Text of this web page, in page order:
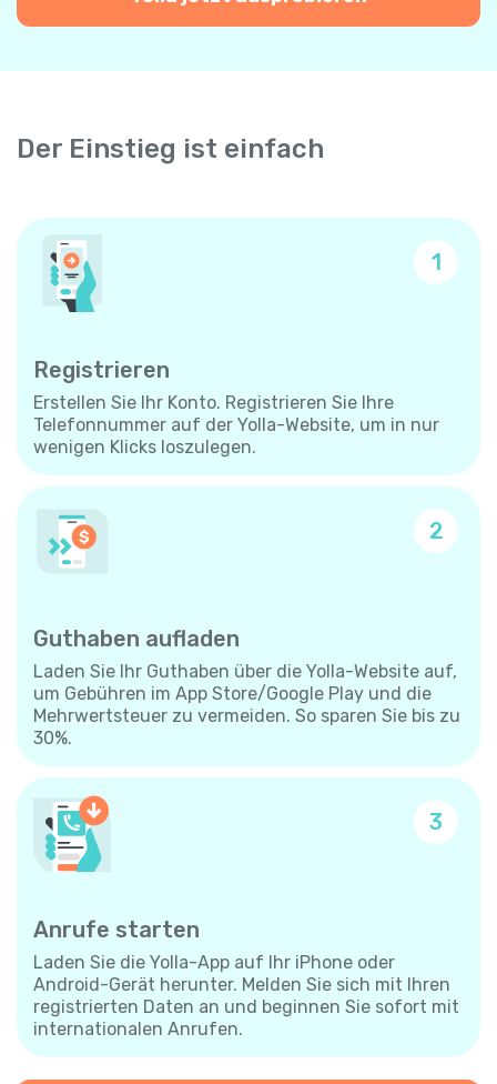
Der Einstieg ist einfach
1
Registrieren
Erstellen Sie Ihr Konto. Registrieren Sie Ihre
Telefonnummer auf der Yolla-Website, um in nur
wenigen Klicks loszulegen.
2
Guthaben aufladen
Laden Sie Ihr Guthaben über die Yolla-Website auf,
um Gebühren im App Store/Google Play und die
Mehrwertsteuer zu vermeiden. So sparen Sie bis zu
30%.
3
Anrufe starten
Laden Sie die Yolla-App auf Ihr iPhone oder
Android-Gerät herunter. Melden Sie sich mit Ihren
registrierten Daten an und beginnen Sie sofort mit
internationalen Anrufen.